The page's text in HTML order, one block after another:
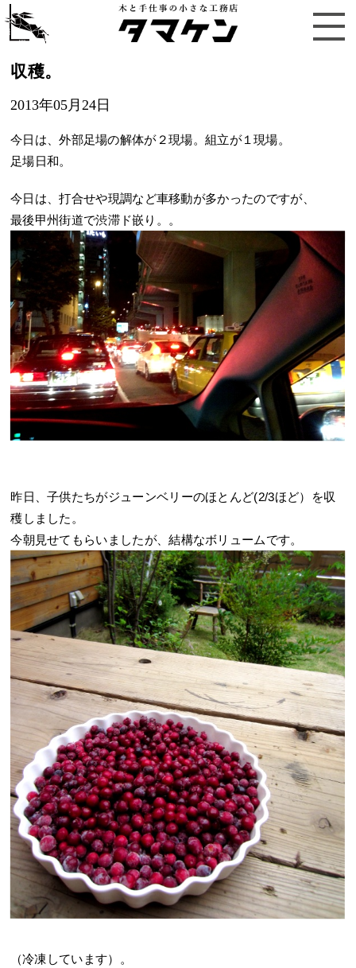
収穫。
2013年05月24日
今日は、外部足場の解体が２現場。組立が１現場。
足場日和。
今日は、打合せや現調など車移動が多かったのですが、
最後甲州街道で渋滞ド嵌り。。
昨日、子供たちがジューンベリーのほとんど(2/3ほど）を収
穫しました。
今朝見せてもらいましたが、結構なボリュームです。
（冷凍しています）。